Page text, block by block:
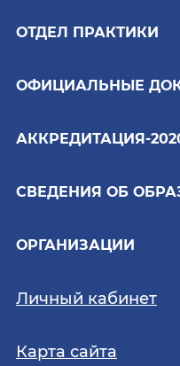
ОТДЕЛ ПРАКТИКИ
ОФИЦИАЛЬНЫЕ
АККРЕДИТАЦИЯ-
СВЕДЕНИЯ ОБ
ОРГАНИЗАЦИИ
Личный кабинет
Карта сайта